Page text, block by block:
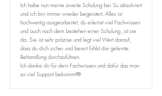
Ich habe nun meine zweite Schulung bei Su absolviert
und ich bin immer wieder begeistert. Alles ist
hochwertig ausgearbeitet, du erlernst viel Fachwissen
und auch nach dem bestehen einer Schulung ,ist sie
da. Sie ist sehr präzise und legt viel Wert darauf,
dass du dich sicher und bereit fühlst die gelernte
Behandlung durchzuführen.
Ich danke dir für dein Fachwissen und dafür das man
so viel Support bekommt🫶